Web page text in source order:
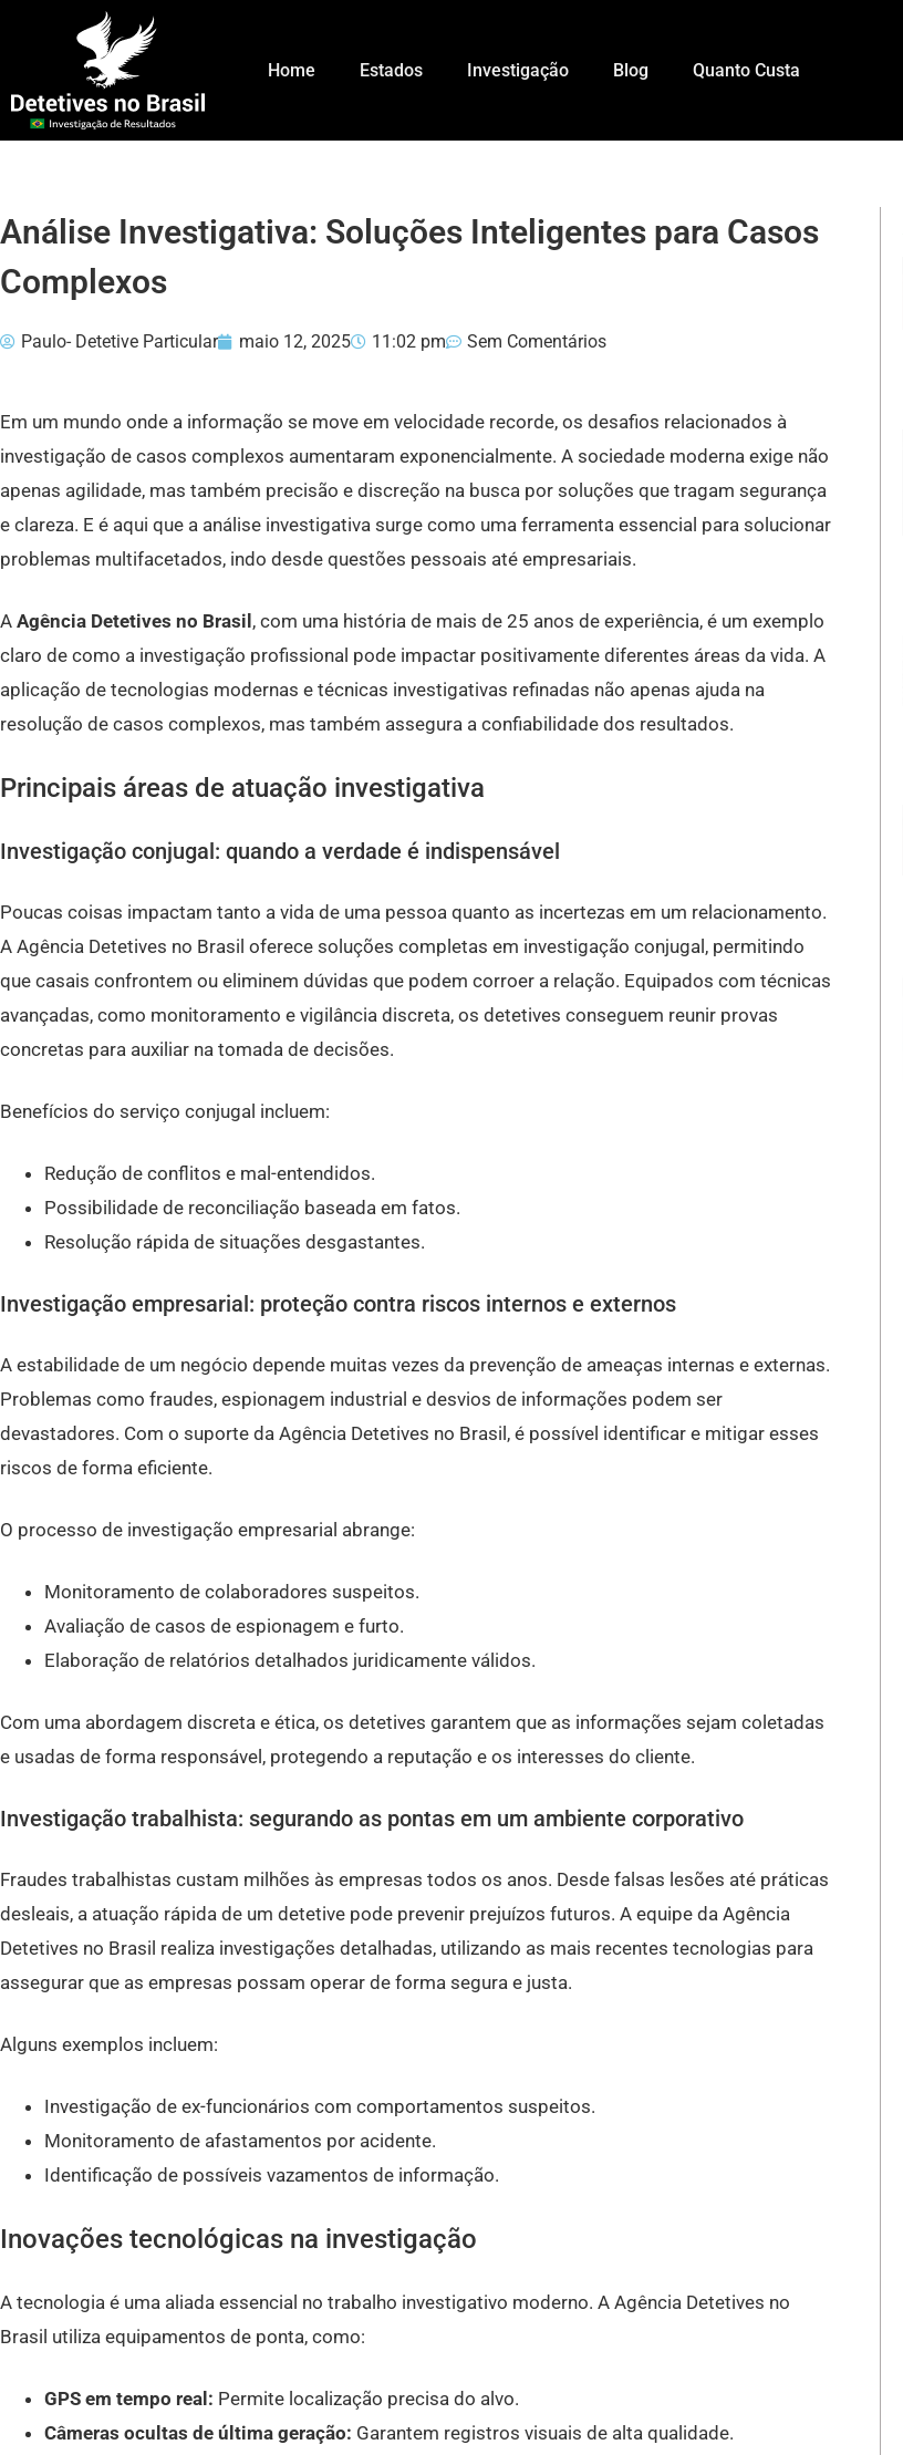
Home Estados Investigação Blog Quanto Custa
Análise Investigativa: Soluções Inteligentes para Casos
Complexos
Paulo- Detetive Particular maio 12, 2025 11:02 pm Sem Comentários
Em um mundo onde a informação se move em velocidade recorde, os desafios relacionados à
investigação de casos complexos aumentaram exponencialmente. A sociedade moderna exige não
apenas agilidade, mas também precisão e discreção na busca por soluções que tragam segurança
e clareza. E é aqui que a análise investigativa surge como uma ferramenta essencial para solucionar
problemas multifacetados, indo desde questões pessoais até empresariais.
A Agência Detetives no Brasil , com uma história de mais de 25 anos de experiência, é um exemplo
claro de como a investigação profissional pode impactar positivamente diferentes áreas da vida. A
aplicação de tecnologias modernas e técnicas investigativas refinadas não apenas ajuda na
resolução de casos complexos, mas também assegura a confiabilidade dos resultados.
Principais áreas de atuação investigativa
Investigação conjugal: quando a verdade é indispensável
Poucas coisas impactam tanto a vida de uma pessoa quanto as incertezas em um relacionamento.
A Agência Detetives no Brasil oferece soluções completas em investigação conjugal, permitindo
que casais confrontem ou eliminem dúvidas que podem corroer a relação. Equipados com técnicas
avançadas, como monitoramento e vigilância discreta, os detetives conseguem reunir provas
concretas para auxiliar na tomada de decisões.
Benefícios do serviço conjugal incluem:
Redução de conflitos e mal-entendidos.
Possibilidade de reconciliação baseada em fatos.
Resolução rápida de situações desgastantes.
Investigação empresarial: proteção contra riscos internos e externos
A estabilidade de um negócio depende muitas vezes da prevenção de ameaças internas e externas.
Problemas como fraudes, espionagem industrial e desvios de informações podem ser
devastadores. Com o suporte da Agência Detetives no Brasil, é possível identificar e mitigar esses
riscos de forma eficiente.
O processo de investigação empresarial abrange:
Monitoramento de colaboradores suspeitos.
Avaliação de casos de espionagem e furto.
Elaboração de relatórios detalhados juridicamente válidos.
Com uma abordagem discreta e ética, os detetives garantem que as informações sejam coletadas
e usadas de forma responsável, protegendo a reputação e os interesses do cliente.
Investigação trabalhista: segurando as pontas em um ambiente corporativo
Fraudes trabalhistas custam milhões às empresas todos os anos. Desde falsas lesões até práticas
desleais, a atuação rápida de um detetive pode prevenir prejuízos futuros. A equipe da Agência
Detetives no Brasil realiza investigações detalhadas, utilizando as mais recentes tecnologias para
assegurar que as empresas possam operar de forma segura e justa.
Alguns exemplos incluem:
Investigação de ex-funcionários com comportamentos suspeitos.
Monitoramento de afastamentos por acidente.
Identificação de possíveis vazamentos de informação.
Inovações tecnológicas na investigação
A tecnologia é uma aliada essencial no trabalho investigativo moderno. A Agência Detetives no
Brasil utiliza equipamentos de ponta, como:
GPS em tempo real: Permite localização precisa do alvo.
Câmeras ocultas de última geração: Garantem registros visuais de alta qualidade.